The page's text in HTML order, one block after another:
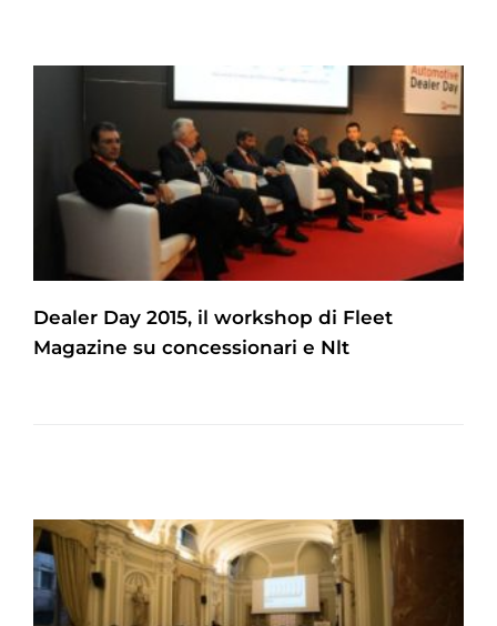
Dealer Day 2015, il workshop di Fleet
Magazine su concessionari e Nlt